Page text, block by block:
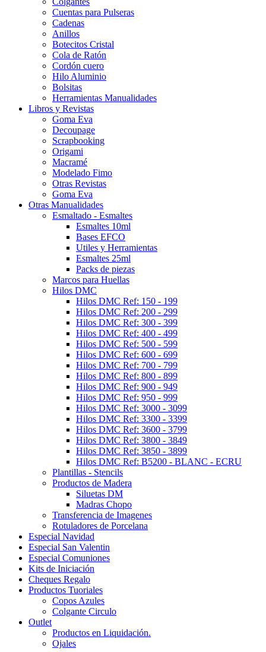
Cuentas para Pulseras
Cadenas
Anillos
Botecitos Cristal
Cola de Ratón
Cordón cuero
Hilo Aluminio
Bolsitas
Herramientas Manualidades
Libros y Revistas
Goma Eva
Decoupage
Scrapbooking
Origami
Macramé
Modelado Fimo
Otras Revistas
Goma Eva
Otras Manualidades
Esmaltado - Esmaltes
Esmaltes 10ml
Bases EFCO
Utiles y Herramientas
Esmaltes 25ml
Packs de piezas
Marcos para Huellas
Hilos DMC
Hilos DMC Ref: 150 - 199
Hilos DMC Ref: 200 - 299
Hilos DMC Ref: 300 - 399
Hilos DMC Ref: 400 - 499
Hilos DMC Ref: 500 - 599
Hilos DMC Ref: 600 - 699
Hilos DMC Ref: 700 - 799
Hilos DMC Ref: 800 - 899
Hilos DMC Ref: 900 - 949
Hilos DMC Ref: 950 - 999
Hilos DMC Ref: 3000 - 3099
Hilos DMC Ref: 3300 - 3399
Hilos DMC Ref: 3600 - 3799
Hilos DMC Ref: 3800 - 3849
Hilos DMC Ref: 3850 - 3899
Hilos DMC Ref: B5200 - BLANC - ECRU
Plantillas - Stencils
Productos de Madera
Siluetas DM
Madras Chopo
Transferencia de Imagenes
Rotuladores de Porcelana
Especial Navidad
Especial San Valentin
Especial Comuniones
Kits de Iniciación
Cheques Regalo
Productos Tuoriales
Copos Azules
Colgante Circulo
Outlet
Productos en Liquidación.
Ojales